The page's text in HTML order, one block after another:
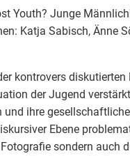
Youth? Junge
Katja Sabisch, Änne
kontrovers
der Jugend
und ihre
Ebene
sondern auch